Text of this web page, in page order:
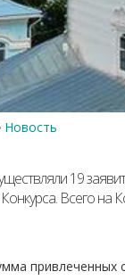
Новость
19
Всего на
привлеченных